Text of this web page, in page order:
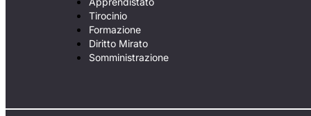
Tirocinio
Formazione
Diritto Mirato
Somministrazione